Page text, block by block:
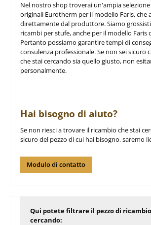
Nel nostro shop troverai un'ampia
originali Eurotherm per il modello Faris, che
direttamente dal produttore. Siamo
ricambi per stufe, anche per il modello Faris
Pertanto possiamo garantire tempi di
consulenza professionale. Se non sei sicuro
che stai cercando sia quello giusto, non
personalmente.
Hai bisogno di aiuto?
Se non riesci a trovare il ricambio che stai
sicuro del pezzo di cui hai bisogno, saremo
Modulo di contatto
Qui potete filtrare il pezzo di
cercando: